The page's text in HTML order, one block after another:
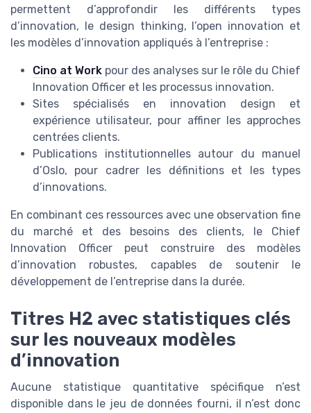
permettent d’approfondir les différents types
d’innovation, le design thinking, l’open innovation et
les modèles d’innovation appliqués à l’entreprise :
Cino at Work pour des analyses sur le rôle du Chief
Innovation Officer et les processus innovation.
Sites spécialisés en innovation design et
expérience utilisateur, pour affiner les approches
centrées clients.
Publications institutionnelles autour du manuel
d’Oslo, pour cadrer les définitions et les types
d’innovations.
En combinant ces ressources avec une observation fine
du marché et des besoins des clients, le Chief
Innovation Officer peut construire des modèles
d’innovation robustes, capables de soutenir le
développement de l’entreprise dans la durée.
Titres H2 avec statistiques clés
sur les nouveaux modèles
d’innovation
Aucune statistique quantitative spécifique n’est
disponible dans le jeu de données fourni, il n’est donc